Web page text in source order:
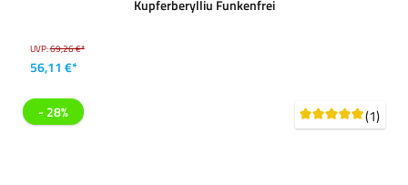
Kupferberylliu Funkenfrei
UVP:69,26 €*
56,11 €*
- 28% (1)